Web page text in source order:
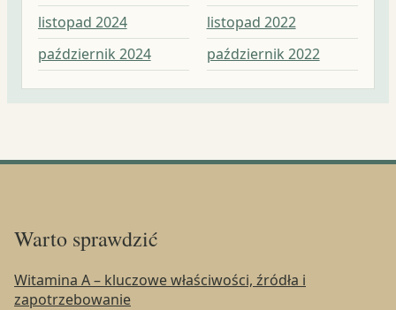
listopad 2024
październik 2024
listopad 2022
październik 2022
Warto sprawdzić
Witamina A – kluczowe właściwości, źródła i
zapotrzebowanie